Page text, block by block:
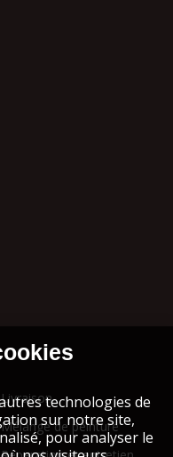
Livraison
Mélange de peinture